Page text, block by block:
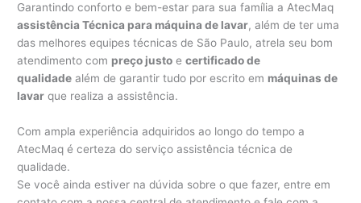
Garantindo conforto e bem-estar para sua família a AtecMaq
assistência Técnica para máquina de lavar, além de ter uma
das melhores equipes técnicas de São Paulo, atrela seu bom
atendimento com preço justo ecertificado de
qualidade além de garantir tudo por escrito em máquinas de
lavar que realiza a assistência.
Com ampla experiência adquiridos ao longo do tempo a
AtecMaq é certeza do serviço assistência técnica de
qualidade.
Se você ainda estiver na dúvida sobre o que fazer, entre em